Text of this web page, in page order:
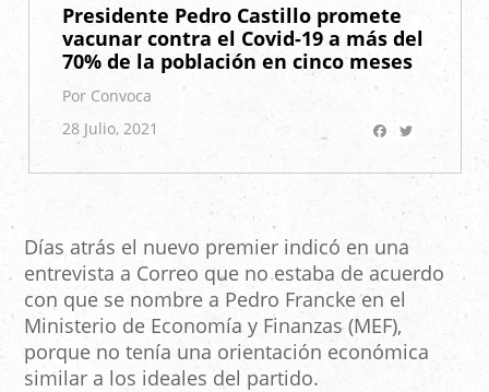
Presidente Pedro Castillo promete
vacunar contra el Covid-19 a más del
70% de la población en cinco meses
Por Convoca
28 Julio, 2021
Facebook
Días atrás el nuevo premier indicó en una
entrevista a Correo que no estaba de acuerdo
con que se nombre a Pedro Francke en el
Ministerio de Economía y Finanzas (MEF),
porque no tenía una orientación económica
similar a los ideales del partido.